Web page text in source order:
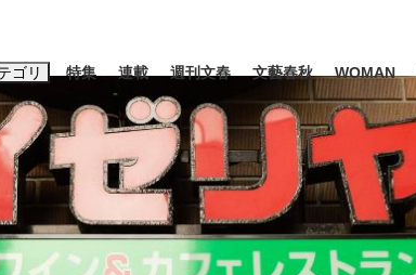
ゴリ
エンタメ ライフ ビジネス
特集 連載 週刊文春 文藝春秋 WOMAN
キーワード入力
ーワードタグ一覧
凌輝 #高市早苗 #後藤真希 #森岡毅 #城彰二